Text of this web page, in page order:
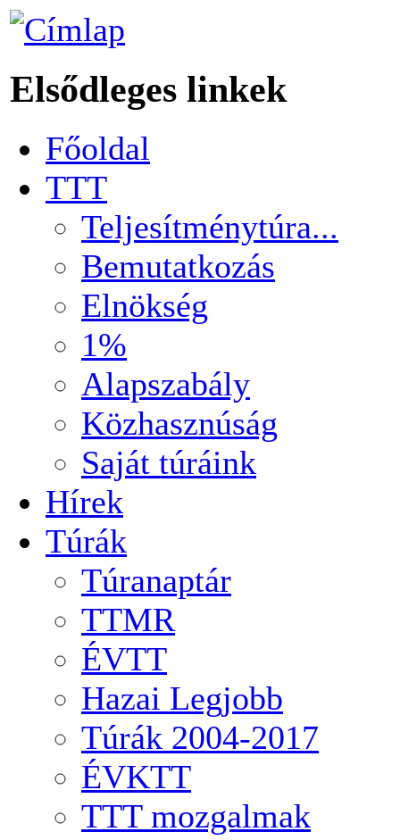
Elsődleges linkek
Főoldal
TTT
Teljesítménytúra...
Bemutatkozás
Elnökség
1%
Alapszabály
Közhasznúság
Saját túráink
Hírek
Túrák
Túranaptár
TTMR
ÉVTT
Hazai Legjobb
Túrák 2004-2017
ÉVKTT
TTT mozgalmak